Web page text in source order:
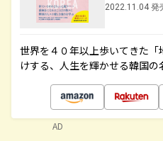
2022.11.04 発
世界を４０年以上歩いてきた
けする、人生を輝かせる韓国
AD